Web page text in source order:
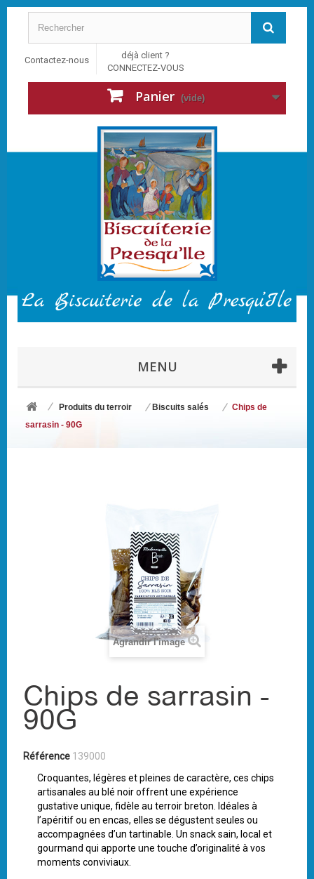
Contactez-nous
déjà client ?
CONNECTEZ-VOUS
Panier (vide)
MENU
Produits du terroir Biscuits salés
Chips de
sarrasin - 90G
Agrandir l'image
Chips de sarrasin -
90G
Référence 139000
Croquantes, légères et pleines de caractère, ces chips
artisanales au blé noir offrent une expérience
gustative unique, fidèle au terroir breton. Idéales à
l’apéritif ou en encas, elles se dégustent seules ou
accompagnées d’un tartinable. Un snack sain, local et
gourmand qui apporte une touche d’originalité à vos
moments conviviaux.